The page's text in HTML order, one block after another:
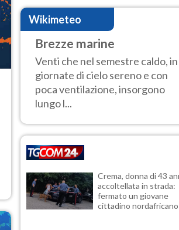
tregua e durerà fino Ferragosto
Wikimeteo
Brezze marine
Venti che nel semestre caldo, in
giornate di cielo sereno e con
poca ventilazione, insorgono
lungo l...
Crema, donna di 43
accoltellata in strada:
fermato un giovane
cittadino nordafricano